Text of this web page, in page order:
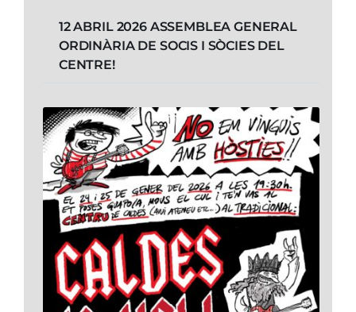
12 ABRIL 2026 ASSEMBLEA GENERAL
ORDINÀRIA DE SOCIS I SÒCIES DEL
CENTRE!